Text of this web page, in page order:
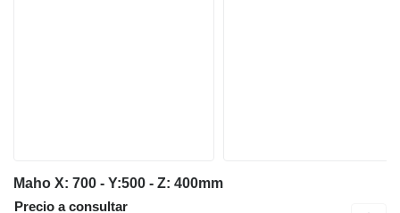
Maho X: 700 - Y:500 - Z: 400mm
Precio a consultar